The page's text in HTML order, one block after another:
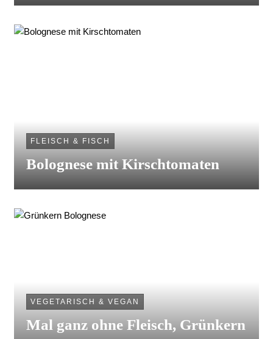
FLEISCH & FISCH
Bolognese mit Kirschtomaten
VEGETARISCH & VEGAN
Mal ganz ohne Fleisch, Grünkern